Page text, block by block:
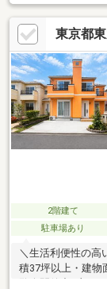
東京都
2階建て
駐車場あり
＼生活利便性の
積37坪以上・建